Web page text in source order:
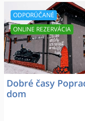
Dobré časy
dom
ODPORÚČANÉ
ONLINE REZERVÁCIA